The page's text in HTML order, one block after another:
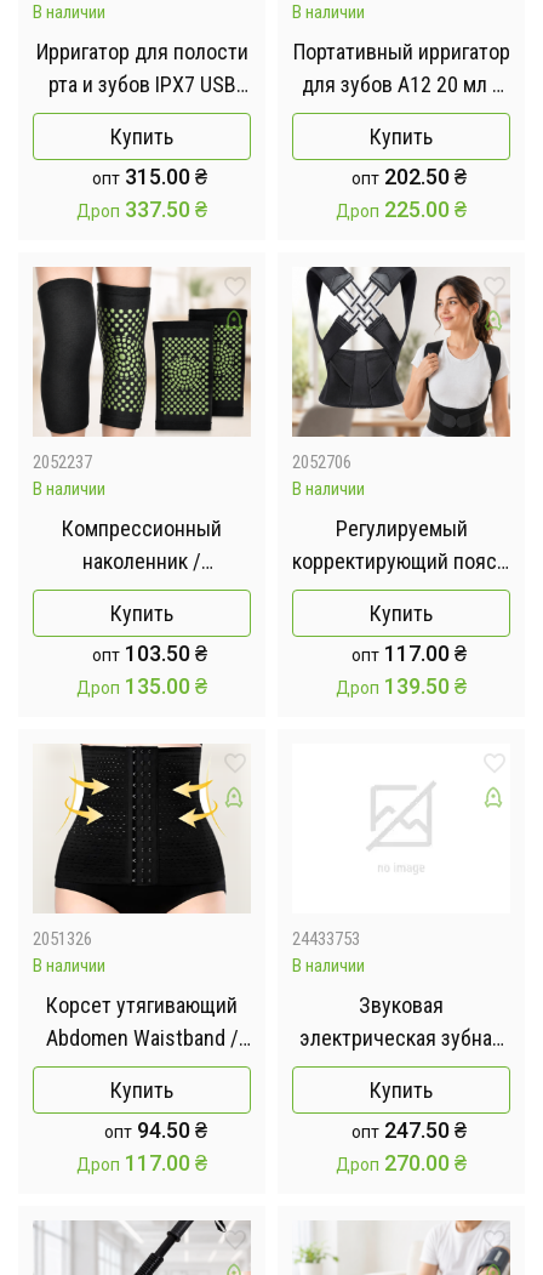
В наличии
Ирригатор для полости
рта и зубов IPX7 USB
180мл / Беспроводной
ирригатор для воды 3
режима, 4 насадки
Купить
опт 315.00₴
Дроп 337.50₴
В наличии
Портативный ирригатор
для зубов A12 20 мл /
Ирригатор для полости
рта USB + 4 насадки
Купить
опт 202.50₴
Дроп 225.00₴
2052237
В наличии
Компрессионный
наколенник /
Эластичный бандаж
SELF-HEATING зеленый
XL / Ортез на коленный
сустав
Купить
опт 103.50₴
Дроп 135.00₴
2052706
В наличии
Регулируемый
корректирующий пояс /
Корректор Осанки XL-
813 / Эластичный
корсет для спины AND
XL-1060
Купить
опт 117.00₴
Дроп 139.50₴
2051326
В наличии
Корсет утягивающий
Abdomen Waistband /
Корректирующее белье
/ Моделирующий пояс
для похудения
Купить
опт 94.50₴
Дроп 117.00₴
24433753
В наличии
Звуковая
электрическая зубная
щетка для взрослых и
детей/ Детская
электрическая зубная
щетка со сверками /
щетка с насадками
Купить
опт 247.50₴
Дроп 270.00₴